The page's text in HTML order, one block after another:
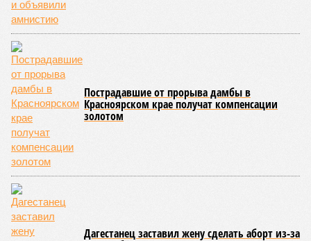
со словно растерянно-обиженным комментарием. И,
кажется, стало только хуже. Как отметил менеджер, ЮКЖД
и РЖД«последовательно и в полном объёме исполняют
взятые на себя обязательства в рамках концессионного
договора от 2008 года». «Концессия дала Армении
современную железную дорогу, при этом освободив
бюджет республики от затрат на её восстановление и
содержание. Дивиденды акционеру никогда не
выплачивались, вся прибыль шла на развитие железной
дороги», – добавил Белозёров.
И в самом деле. Российская сторона поставляла Армении
вагоны, по первому чиху ремонтировала пути, в том числе
повреждённые стихией, выплатила в казну закавказской
республики 15 млрд рублей налогов, пускала прибыль на
развитие местной железнодорожной инфраструктуры.